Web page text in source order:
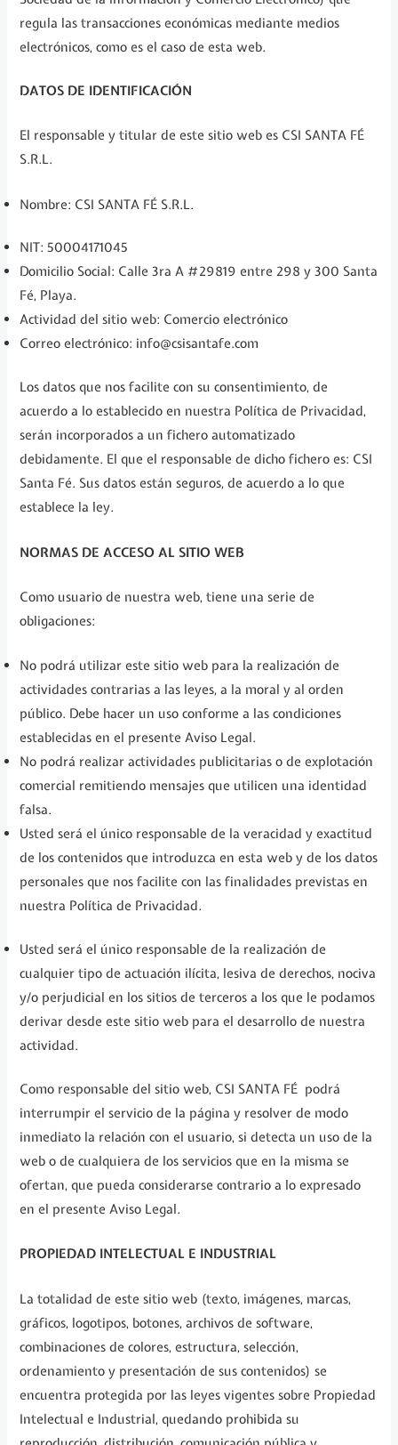
regula las transacciones económicas mediante medios
electrónicos, como es el caso de esta web.
DATOS DE IDENTIFICACIÓN
El responsable y titular de este sitio web es CSI SANTA FÉ
S.R.L.
Nombre: CSI SANTA FÉ S.R.L.
NIT: 50004171045
Domicilio Social: Calle 3ra A #29819 entre 298 y 300 Santa
Fé, Playa.
Actividad del sitio web: Comercio electrónico
Correo electrónico: info@csisantafe.com
Los datos que nos facilite con su consentimiento, de
acuerdo a lo establecido en nuestra Política de Privacidad,
serán incorporados a un fichero automatizado
debidamente. El que el responsable de dicho fichero es: CSI
Santa Fé. Sus datos están seguros, de acuerdo a lo que
establece la ley.
NORMAS DE ACCESO AL SITIO WEB
Como usuario de nuestra web, tiene una serie de
obligaciones:
No podrá utilizar este sitio web para la realización de
actividades contrarias a las leyes, a la moral y al orden
público. Debe hacer un uso conforme a las condiciones
establecidas en el presente Aviso Legal.
No podrá realizar actividades publicitarias o de explotación
comercial remitiendo mensajes que utilicen una identidad
falsa.
Usted será el único responsable de la veracidad y exactitud
de los contenidos que introduzca en esta web y de los datos
personales que nos facilite con las finalidades previstas en
nuestra Política de Privacidad.
Usted será el único responsable de la realización de
cualquier tipo de actuación ilícita, lesiva de derechos, nociva
y/o perjudicial en los sitios de terceros a los que le podamos
derivar desde este sitio web para el desarrollo de nuestra
actividad.
Como responsable del sitio web, CSI SANTA FÉ podrá
interrumpir el servicio de la página y resolver de modo
inmediato la relación con el usuario, si detecta un uso de la
web o de cualquiera de los servicios que en la misma se
ofertan, que pueda considerarse contrario a lo expresado
en el presente Aviso Legal.
PROPIEDAD INTELECTUAL E INDUSTRIAL
La totalidad de este sitio web (texto, imágenes, marcas,
gráficos, logotipos, botones, archivos de software,
combinaciones de colores, estructura, selección,
ordenamiento y presentación de sus contenidos) se
encuentra protegida por las leyes vigentes sobre Propiedad
Intelectual e Industrial, quedando prohibida su